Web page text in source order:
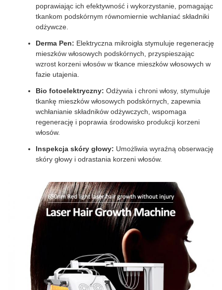
poprawiając ich efektywność i wykorzystanie, pomagając
tkankom podskórnym równomiernie wchłaniać składniki
odżywcze.
Derma Pen: Elektryczna mikroigła stymuluje regenerację
mieszków włosowych podskórnych, przyspieszając
wzrost korzeni włosów w tkance mieszków włosowych w
fazie utajenia.
Bio fotoelektryczny: Odżywia i chroni włosy, stymuluje
tkankę mieszków włosowych podskórnych, zapewnia
wchłanianie składników odżywczych, wspomaga
regenerację i poprawia środowisko produkcji korzeni
włosów.
Inspekcja skóry głowy: Umożliwia wyraźną obserwację
skóry głowy i odrastania korzeni włosów.